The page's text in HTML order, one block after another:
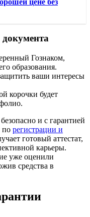
Гознаком,
образования.
ваши интересы
корочки будет
и с гарантией
по регистрации и
готовый аттестат,
карьеры.
уже оценили
средства в